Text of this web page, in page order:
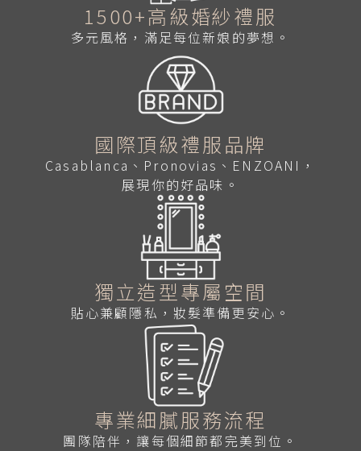
1500+高級婚紗禮服
多元風格，滿足每位新娘的夢想。
國際頂級禮服品牌
Casablanca、Pronovias、ENZOANI，
展現你的好品味。
獨立造型專屬空間
貼心兼顧隱私，妝髮準備更安心。
專業細膩服務流程
團隊陪伴，讓每個細節都完美到位。